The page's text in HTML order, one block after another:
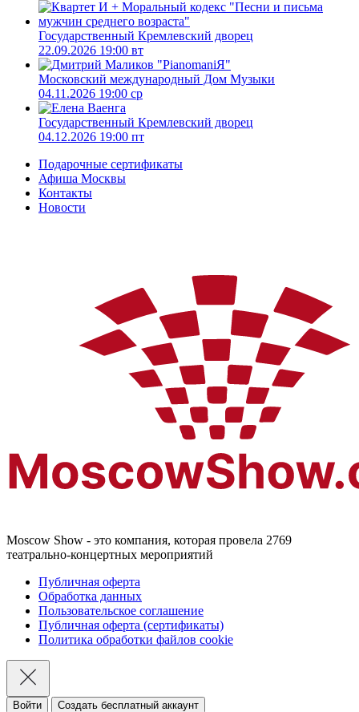
Государственный Кремлевский дворец
22.09.2026 19:00 вт
Московский международный Дом Музыки
04.11.2026 19:00 ср
Государственный Кремлевский дворец
04.12.2026 19:00 пт
Подарочные сертификаты
Афиша Москвы
Контакты
Новости
Moscow Show - это компания, которая провела 2769
театрально-концертных мероприятий
Публичная оферта
Обработка данных
Пользовательское соглашение
Публичная оферта (сертификаты)
Политика обработки файлов cookie
Войти Создать бесплатный аккаунт